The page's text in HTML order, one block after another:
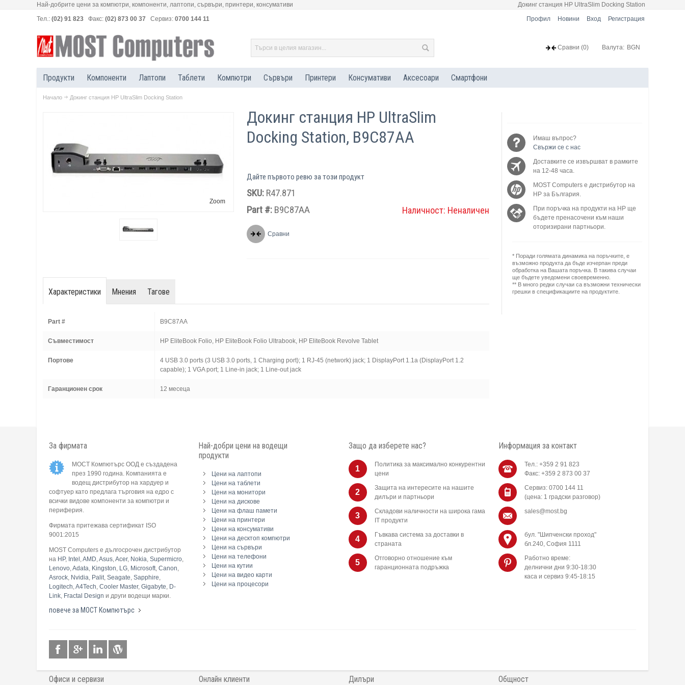
Най-добрите цени за компютри, компоненти, лаптопи, сървъри, принтери, консумативи
Докинг станция HP UltraSlim Docking Station
Тел.: (02) 91 823 Факс: (02) 873 00 37 Сервиз: 0700 144 11 Профил Новини Вход Регистрация
Валута: BGN
Сравни (0)
Продукти Компоненти Лаптопи Таблети Компютри Сървъри Принтери Консумативи Аксесоари Смартфони
Начало Докинг станция HP UltraSlim Docking Station
Zoom
Докинг станция HP UltraSlim
Docking Station, B9C87AA
Дайте първото ревю за този продукт
SKU: R47.871
Part #: B9C87AA Наличност: Неналичен
Сравни
Имаш въпрос?
Свържи се с нас
Доставките се извършват в рамките
на 12-48 часа.
MOST Computers е дистрибутор на
HP за България.
При поръчка на продукти на HP ще
бъдете пренасочени към наши
оторизирани партньори.
* Поради голямата динамика на поръчките, е
възможно продукта да бъде изчерпан преди
обработка на Вашата поръчка. В такива случаи
ще бъдете уведомени своевременно.
** В много редки случаи са възможни технически
грешки в спецификациите на продуктите.
Характеристики Мнения Тагове
Part # B9C87AA
Съвместимост HP EliteBook Folio, HP EliteBook Folio Ultrabook, HP EliteBook Revolve Tablet
Портове
4 USB 3.0 ports (3 USB 3.0 ports, 1 Charging port); 1 RJ-45 (network) jack; 1 DisplayPort 1.1a (DisplayPort 1.2
capable); 1 VGA port; 1 Line-in jack; 1 Line-out jack
Гаранционен срок 12 месеца
За фирмата
МОСТ Компютърс ООД е създадена
през 1990 година. Компанията е
водещ дистрибутор на хардуер и
софтуер като предлага търговия на едро с
всички видове компоненти за компютри и
периферия.
Фирмата притежава сертификат ISO
9001:2015
MOST Computers е дългосрочен дистрибутор
на HP, Intel ,AMD,Asus,Acer, Nokia, Supermicro,
Lenovo,Adata, Kingston, LG, Microsoft, Canon,
Asrock, Nvidia, Palit, Seagate, Sapphire,
Logitech,A4Tech, Cooler Master, Gigabyte, D-
Link, Fractal Design и други водещи марки.
повече за МОСТ Компютърс
Най-добри цени на водещи
продукти
Цени на лаптопи
Цени на таблети
Цени на монитори
Цени на дискове
Цени на флаш памети
Цени на принтери
Цени на консумативи
Цени на десктоп компютри
Цени на сървъри
Цени на телефони
Цени на кутии
Цени на видео карти
Цени на процесори
Защо да изберете нас?
1
Политика за максимално конкурентни
цени
2
Защита на интересите на нашите
дилъри и партньори
3
Складови наличности на широка гама
IT продукти
4
Гъвкава система за доставки в
страната
5
Отговорно отношение към
гаранционната подръжка
Информация за контакт
Тел.: +359 2 91 823
Факс: +359 2 873 00 37
Сервиз: 0700 144 11
(цена: 1 градски разговор)
sales@most.bg
бул. "Шипченски проход"
бл.240, София 1111
Работно време:
делнични дни 9:30-18:30
каса и сервиз 9:45-18:15
Офиси и сервизи Онлайн клиенти Дилъри Общност